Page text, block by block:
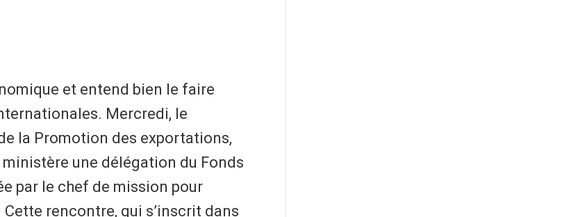
et entend bien le faire
Mercredi, le
la Promotion des exportations,
ministère une délégation du Fonds
par le chef de mission pour
rencontre, qui s’inscrit dans